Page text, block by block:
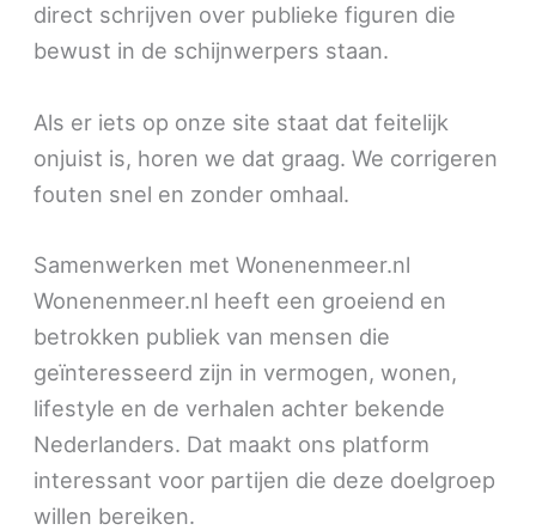
direct schrijven over publieke figuren die
bewust in de schijnwerpers staan.
Als er iets op onze site staat dat feitelijk
onjuist is, horen we dat graag. We corrigeren
fouten snel en zonder omhaal.
Samenwerken met Wonenenmeer.nl
Wonenenmeer.nl heeft een groeiend en
betrokken publiek van mensen die
geïnteresseerd zijn in vermogen, wonen,
lifestyle en de verhalen achter bekende
Nederlanders. Dat maakt ons platform
interessant voor partijen die deze doelgroep
willen bereiken.